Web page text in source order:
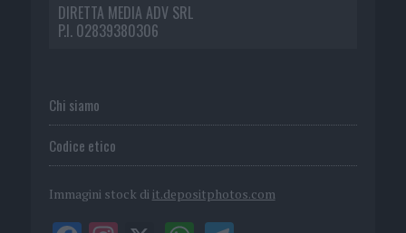
DIRETTA MEDIA ADV SRL
P.I. 02839380306
Chi siamo
Codice etico
Immagini stock di it.depositphotos.com